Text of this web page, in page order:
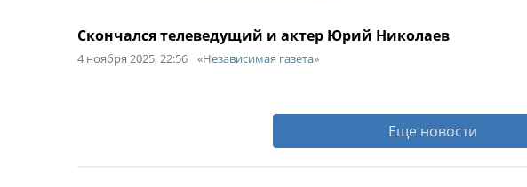
Скончался телеведущий и актер Юрий Николаев
4 ноября 2025, 22:56 «Независимая газета»
Еще новости